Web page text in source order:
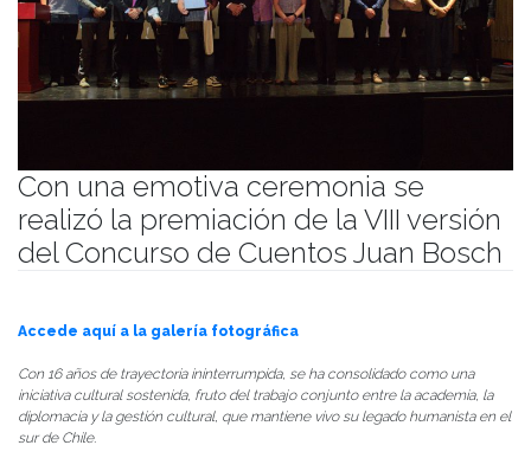
Con una emotiva ceremonia se
realizó la premiación de la VIII versión
del Concurso de Cuentos Juan Bosch
Accede aquí a la galería fotográfica
Con 16 años de trayectoria ininterrumpida, se ha consolidado como una
iniciativa cultural sostenida, fruto del trabajo conjunto entre la academia, la
diplomacia y la gestión cultural, que mantiene vivo su legado humanista en el
sur de Chile.